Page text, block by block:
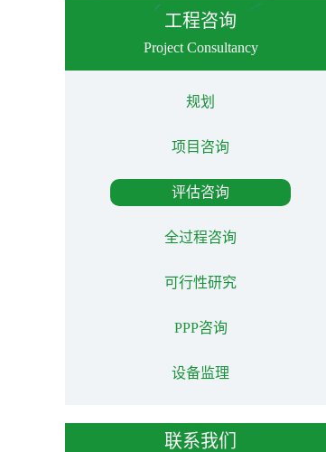
工程咨询
Project Consultancy
规划
项目咨询
评估咨询
全过程咨询
可行性研究
PPP咨询
设备监理
联系我们